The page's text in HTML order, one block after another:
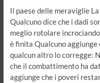
Il paese delle meraviglie
Qualcuno dice che i dadi
meglio rotolare
è finita Qualcuno aggiunge
qualcun altro lo corregge:
che il combattimento ha
aggiunge che i poveri